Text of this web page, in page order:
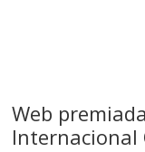
Web
Internacional